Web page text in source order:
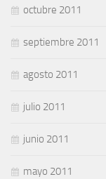
octubre 2011
septiembre 2011
agosto 2011
julio 2011
junio 2011
mayo 2011